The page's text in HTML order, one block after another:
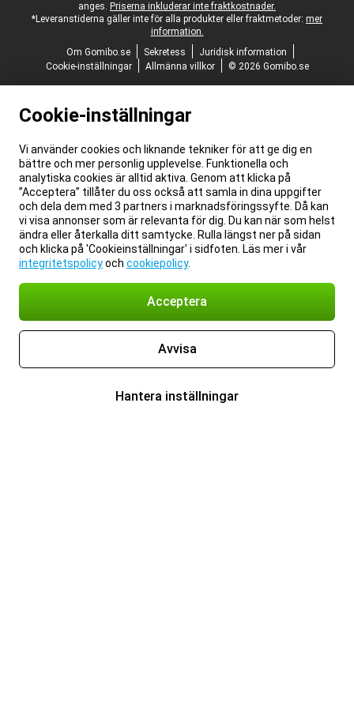
anges. Priserna inkluderar inte fraktkostnader.
*Leveranstiderna gäller inte för alla produkter eller fraktmetoder: mer
information.
Om Gomibo.se
Sekretess
Juridisk information
Cookie-inställningar
Allmänna villkor © 2026 Gomibo.se
Cookie-inställningar
Vi använder cookies och liknande tekniker för att ge dig en
bättre och mer personlig upplevelse. Funktionella och
analytiska cookies är alltid aktiva. Genom att klicka på
”Acceptera” tillåter du oss också att samla in dina uppgifter
och dela dem med 3 partners i marknadsföringssyfte. Då kan
vi visa annonser som är relevanta för dig. Du kan när som helst
ändra eller återkalla ditt samtycke. Rulla längst ner på sidan
och klicka på 'Cookieinställningar' i sidfoten. Läs mer i vår
integritetspolicyoch cookiepolicy.
Acceptera
Avvisa
Hantera inställningar